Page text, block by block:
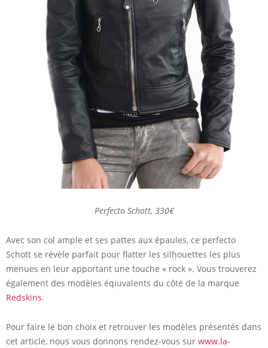
Perfecto Schott, 330€
Avec son col ample et ses pattes aux épaules, ce perfecto
Schott se révèle parfait pour flatter les silhouettes les plus
menues en leur apportant une touche « rock ». Vous trouverez
également des modèles éqiuvalents du côté de la marque
Redskins.
Pour faire le bon choix et retrouver les modèles présentés dans
cet article, nous vous donnons rendez-vous sur www.la-